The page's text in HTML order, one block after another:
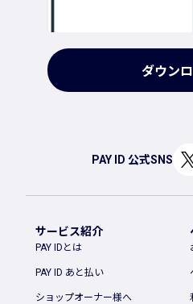
ダウン
PAY ID 公式SNS
サービス紹介
PAY IDとは
PAY ID あと払い
ショップオーナー様へ